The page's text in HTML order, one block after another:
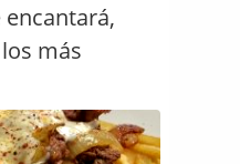
más